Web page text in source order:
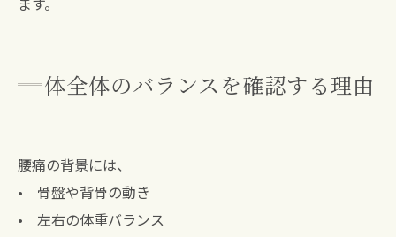
体全体のバランスを確認する理由
腰痛の背景には、
• 骨盤や背骨の動き
• 左右の体重バランス